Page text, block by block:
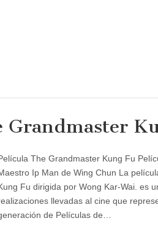
Grandmaster
The Grandmaster Kung Fu
Ip Man de Wing Chun La
Fu dirigida por Wong Kar-Wai. es
llevadas al cine que
de Películas de…